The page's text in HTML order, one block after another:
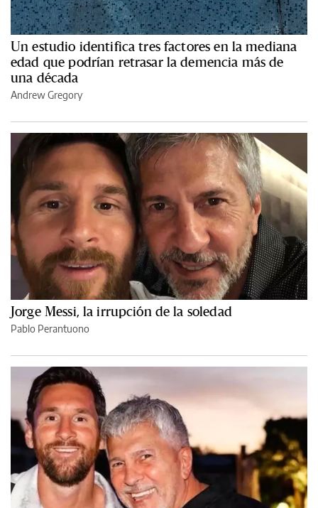
Un estudio identifica tres factores en la mediana
edad que podrían retrasar la demencia más de
una década
Andrew Gregory
Jorge Messi, la irrupción de la soledad
Pablo Perantuono